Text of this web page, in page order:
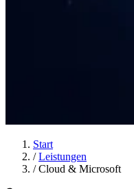
Start
/ Leistungen
/ Cloud & Microsoft